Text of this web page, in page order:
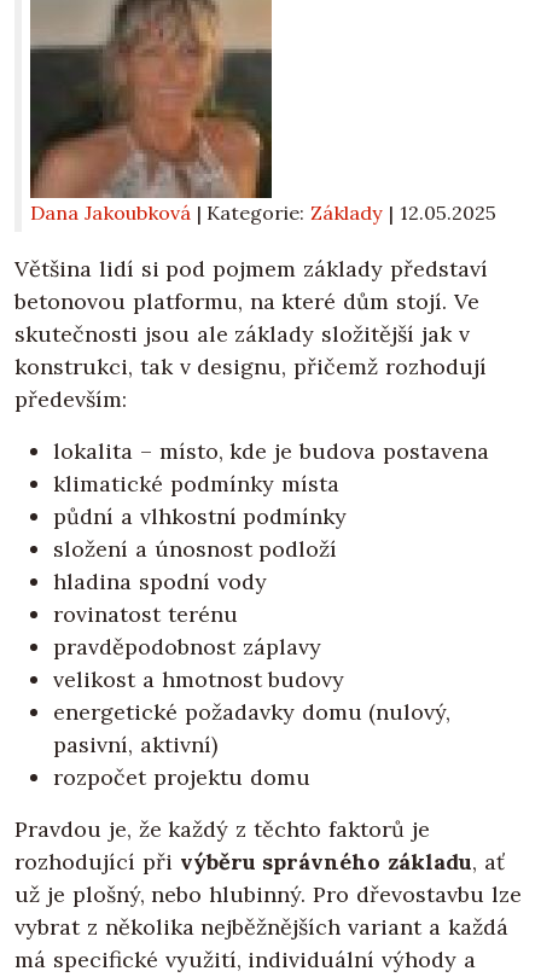
Dana Jakoubková | Kategorie:Základy | 12.05.2025
Většina lidí si pod pojmem základy představí
betonovou platformu, na které dům stojí. Ve
skutečnosti jsou ale základy složitější jak v
konstrukci, tak v designu, přičemž rozhodují
především:
lokalita – místo, kde je budova postavena
klimatické podmínky místa
půdní a vlhkostní podmínky
složení a únosnost podloží
hladina spodní vody
rovinatost terénu
pravděpodobnost záplavy
velikost a hmotnost budovy
energetické požadavky domu (nulový,
pasivní, aktivní)
rozpočet projektu domu
Pravdou je, že každý z těchto faktorů je
rozhodující při výběru správného základu, ať
už je plošný, nebo hlubinný. Pro dřevostavbu lze
vybrat z několika nejběžnějších variant a každá
má specifické využití, individuální výhody a